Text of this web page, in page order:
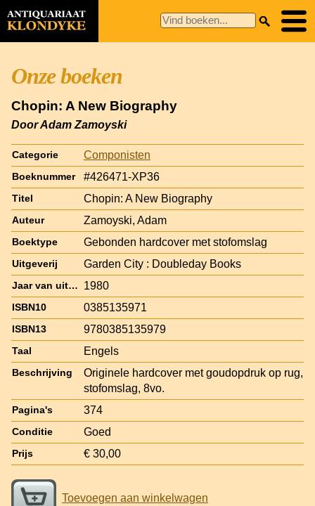
Onze boeken
Chopin: A New Biography
Door Adam Zamoyski
Categorie Componisten
Boeknummer #426471-XP36
Titel Chopin: A New Biography
Auteur Zamoyski, Adam
Boektype Gebonden hardcover met stofomslag
Uitgeverij Garden City : Doubleday Books
Jaar van uitgave 1980
ISBN10 0385135971
ISBN13 9780385135979
Taal Engels
Beschrijving
Originele hardcover met goudopdruk op rug,
stofomslag, 8vo.
Pagina's 374
Conditie Goed
Prijs € 30,00
Toevoegen aan winkelwagen